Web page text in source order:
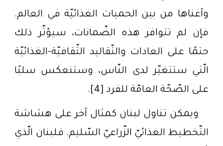
وأغناها من بين الحميات الغذائيّة في العالم.
فإن لم تتوافر هذه الضّمانات، سيؤثّر ذلك
حتمًا على العادات والتّقاليد الثّقافيّة-الغذائيّة
الّتي ستتغيّر لدى النّاس، وستنعكس سلبًا
على الصّحّة العامّة للفرد [4].
ويمكن تناول لبنان كمثال آخر على هشاشة
التّخطيط الغذائيّ الزّراعيّ السّليم. فلبنان الّذي